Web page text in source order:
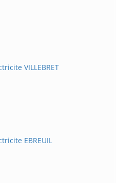
VILLEBRET
EBREUIL